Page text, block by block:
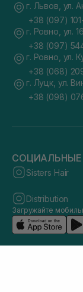
г. Львов, ул.
+38 (097)
г. Ровно, ул.
+38 (097)
г. Ровно, ул.
+38 (068)
г. Луцк, ул.
+38 (098)
СОЦИАЛЬНЫЕ
Sisters Hair
Distribution
Загружайте